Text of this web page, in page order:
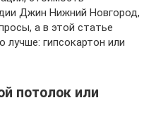
Джин Нижний Новгород,
а в этой статье
лучше: гипсокартон или
потолок или